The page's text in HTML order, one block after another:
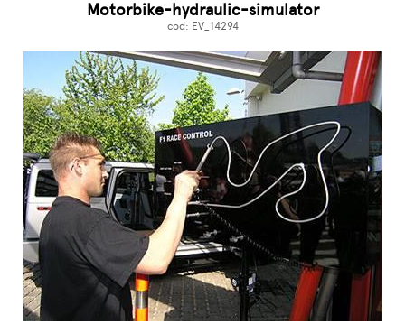
Motorbike-hydraulic-simulator
cod: EV_14294